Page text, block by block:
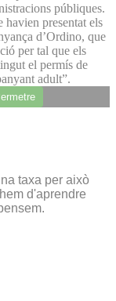
públiques.
havien presentat els
d’Ordino, que
per tal que els
el permís de
adult”.
taxa per això
d'aprendre